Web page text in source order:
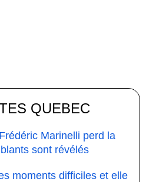
QUEBEC
Marinelli perd la
sont révélés
moments difficiles et elle